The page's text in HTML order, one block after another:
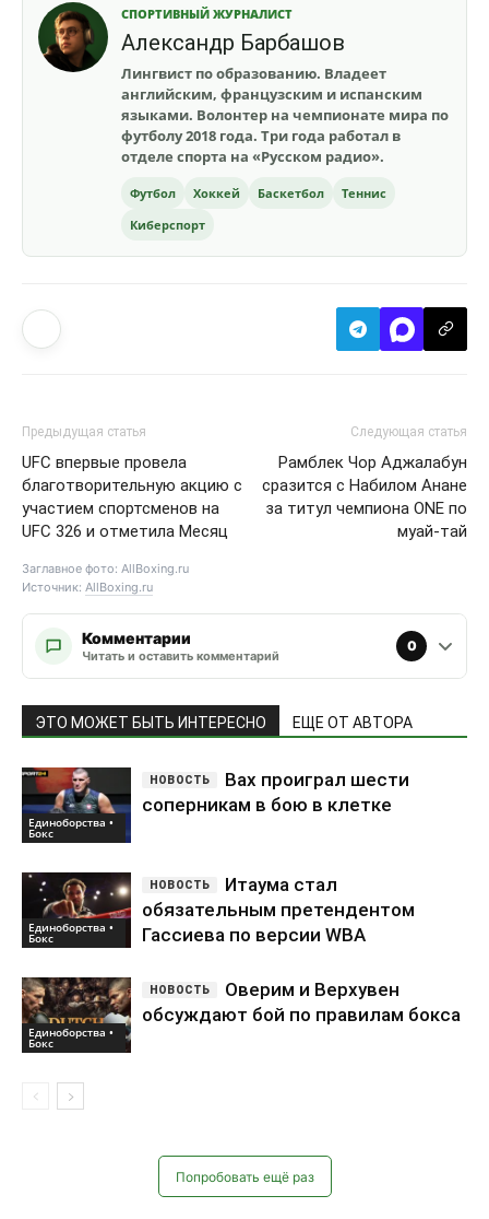
СПОРТИВНЫЙ ЖУРНАЛИСТ
Александр Барбашов
Лингвист по образованию. Владеет
английским, французским и испанским
языками. Волонтер на чемпионате мира по
футболу 2018 года. Три года работал в
отделе спорта на «Русском радио».
Футбол Хоккей Баскетбол
Теннис
Киберспорт
Предыдущая статья
UFC впервые провела
благотворительную акцию с
участием спортсменов на
UFC 326 и отметила Месяц
Следующая статья
Рамблек Чор Аджалабун
сразится с Набилом Анане
за титул чемпиона ONE по
муай-тай
Заглавное фото: AllBoxing.ru
Источник: AllBoxing.ru
Комментарии
Читать и оставить комментарий
0
ЭТО МОЖЕТ БЫТЬ ИНТЕРЕСНО ЕЩЕ ОТ АВТОРА
Единоборства •
Бокс
Вах проиграл шести
соперникам в бою в клетке
Единоборства •
Бокс
Итаума стал
обязательным претендентом
Гассиева по версии WBA
Единоборства •
Бокс
Оверим и Верхувен
обсуждают бой по правилам бокса
Попробовать ещё раз